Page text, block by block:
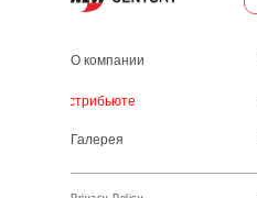
О компании
Галерея
Дистрибьютеры